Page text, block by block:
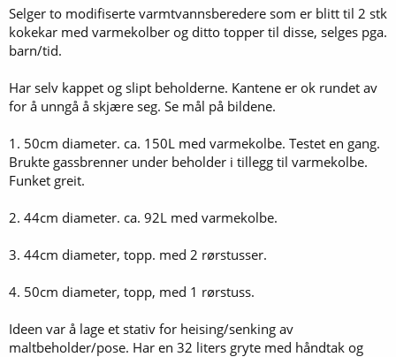
t
e
r
Selger to modifiserte varmtvannsberedere som er blitt til 2 stk
kokekar med varmekolber og ditto topper til disse, selges pga.
barn/tid.
Har selv kappet og slipt beholderne. Kantene er ok rundet av
for å unngå å skjære seg. Se mål på bildene.
1. 50cm diameter. ca. 150L med varmekolbe. Testet en gang.
Brukte gassbrenner under beholder i tillegg til varmekolbe.
Funket greit.
2. 44cm diameter. ca. 92L med varmekolbe.
3. 44cm diameter, topp. med 2 rørstusser.
4. 50cm diameter, topp, med 1 rørstuss.
Ideen var å lage et stativ for heising/senking av
maltbeholder/pose. Har en 32 liters gryte med håndtak og